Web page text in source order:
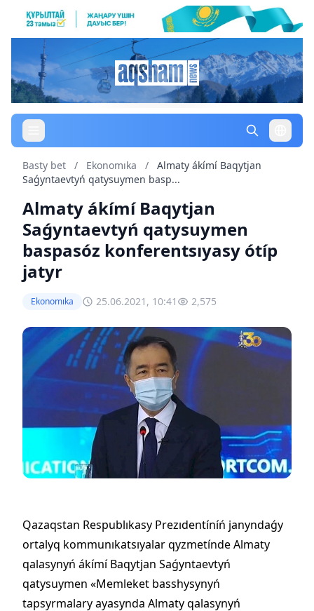
Basty bet / Ekonomıka /
Almaty ákímí Baqytjan
Saǵyntaevtyń qatysuymen basp...
Almaty ákímí Baqytjan
Saǵyntaevtyń qatysuymen
baspasóz konferentsıyasy ótíp
jatyr
Ekonomıka 25.06.2021, 10:41 2,575
Qazaqstan Respublıkasy Prezıdentíníń janyndaǵy
ortalyq kommunıkatsıyalar qyzmetínde Almaty
qalasynyń ákímí Baqytjan Saǵyntaevtyń
qatysuymen «Memleket basshysynyń
tapsyrmalary ayasynda Almaty qalasynyń